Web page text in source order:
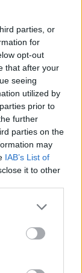
parties, or
for
opt-out
that after your
seeing
utilized by
prior to
further
parties on the
may
IAB’s List of
it to other
jen nová
stávajících
domácností v
cenově
bydlení.
zprávy EIB pro
pro místní rozvoj
osob žijících v
nové výstavby
objektů v
na bydlení více